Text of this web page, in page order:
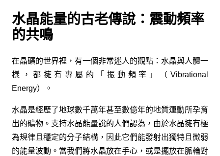
水晶能量的古老傳說：震動頻率
的共鳴
在晶礦的世界裡，有一個非常迷人的觀點：水晶與人體一
樣，都擁有專屬的「振動頻率」（Vibrational
Energy）。
水晶是經歷了地球數千萬年甚至數億年的地質運動所孕育
出的礦物。支持水晶能量說的人們認為，由於水晶擁有極
為規律且穩定的分子結構，因此它們能發射出獨特且微弱
的能量波動。當我們將水晶放在手心，或是擺放在脈輪對